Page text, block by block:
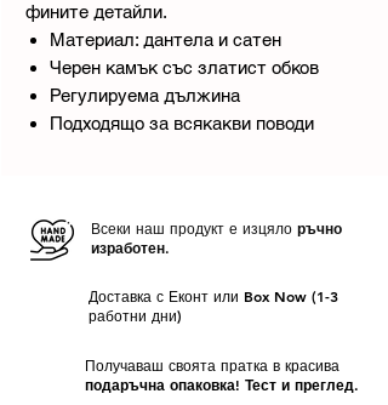
фините детайли.
Материал: дантела и сатен
Черен камък със златист обков
Регулируема дължина
Подходящо за всякакви поводи
Всеки наш продукт е изцяло ръчно
изработен.
Доставка с Еконт или Box Now (1-3
работни дни)
Получаваш своята пратка в красива
подаръчна опаковка! Тест и преглед.